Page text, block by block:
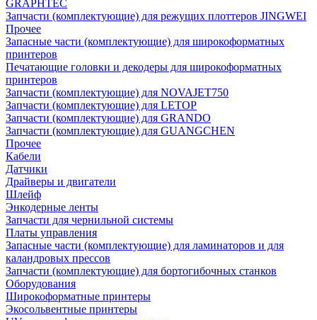
GRAPHTEC
Запчасти (комплектующие) для режущих плоттеров JINGWEI
Прочее
Запасные части (комплектующие) для широкоформатных
принтеров
Печатающие головки и декодеры для широкоформатных
принтеров
Запчасти (комплектующие) для NOVAJET750
Запчасти (комплектующие) для LETOP
Запчасти (комплектующие) для GRANDO
Запчасти (комплектующие) для GUANGCHEN
Прочее
Кабели
Датчики
Драйверы и двигатели
Шлейф
Энкодерные ленты
Запчасти для чернильной системы
Платы управления
Запасные части (комплектующие) для ламинаторов и для
каландровых прессов
Запчасти (комплектующие) для бортогибочных станков
Оборудования
Широкоформатные принтеры
Экосольвентные принтеры